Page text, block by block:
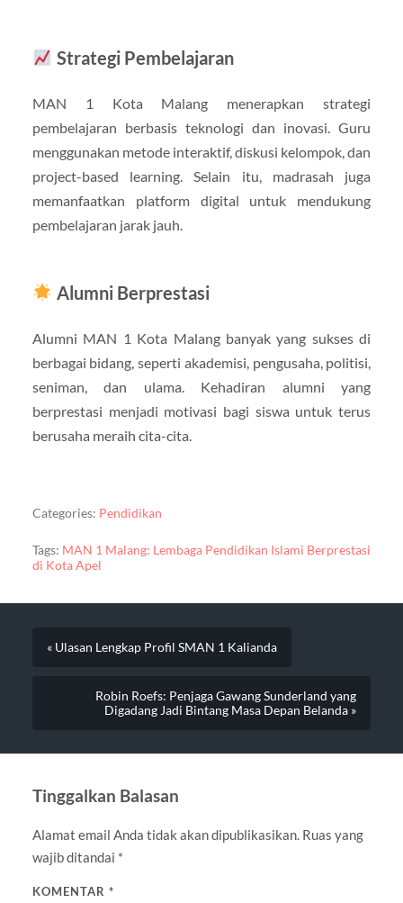
Strategi Pembelajaran
MAN 1 Kota Malang menerapkan strategi
pembelajaran berbasis teknologi dan inovasi. Guru
menggunakan metode interaktif, diskusi kelompok, dan
project-based learning. Selain itu, madrasah juga
memanfaatkan platform digital untuk mendukung
pembelajaran jarak jauh.
Alumni Berprestasi
Alumni MAN 1 Kota Malang banyak yang sukses di
berbagai bidang, seperti akademisi, pengusaha, politisi,
seniman, dan ulama. Kehadiran alumni yang
berprestasi menjadi motivasi bagi siswa untuk terus
berusaha meraih cita-cita.
Categories: Pendidikan
Tags: MAN 1 Malang: Lembaga Pendidikan Islami Berprestasi
di Kota Apel
« Ulasan Lengkap Profil SMAN 1 Kalianda
Robin Roefs: Penjaga Gawang Sunderland yang
Digadang Jadi Bintang Masa Depan Belanda »
Tinggalkan Balasan
Alamat email Anda tidak akan dipublikasikan. Ruas yang
wajib ditandai *
KOMENTAR *